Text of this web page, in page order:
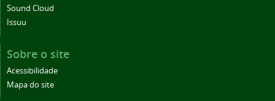
Sound Cloud
Issuu
Sobre o site
Acessibilidade
Mapa do site